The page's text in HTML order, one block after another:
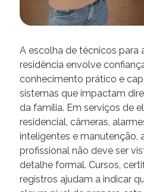
A escolha de técnicos para
residência envolve
conhecimento prático e
sistemas que impactam
da família. Em serviços de
residencial, câmeras,
inteligentes e manutenção,
profissional não deve ser
detalhe formal. Cursos,
registros ajudam a indicar